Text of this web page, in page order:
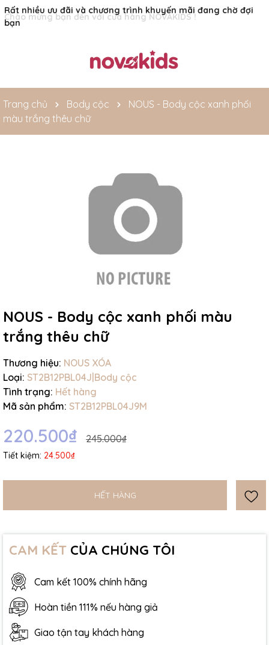
Rất nhiều ưu đãi và chương trình khuyến mãi đang chờ đợi
bạn
Trang chủ Body cộc
NOUS - Body cộc xanh phối
màu trắng thêu chữ
NOUS - Body cộc xanh phối màu
trắng thêu chữ
Thương hiệu: NOUS XÓA
Loại: ST2B12PBL04J|Body cộc
Tình trạng: Hết hàng
Mã sản phẩm: ST2B12PBL04J9M
220.500₫ 245.000₫
Tiết kiệm: 24.500₫
HẾT HÀNG
CAM KẾT CỦA CHÚNG TÔI
Cam kết 100% chính hãng
Hoàn tiền 111% nếu hàng giả
Giao tận tay khách hàng
Mã giảm giá:
Ngày hết hạn:
Điều kiện: